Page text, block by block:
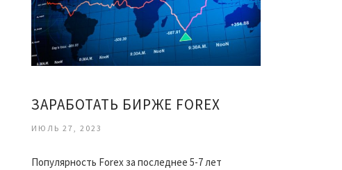
ЗАРАБОТАТЬ БИРЖЕ FOREX
ИЮЛЬ 27, 2023
Популярность Forex за последнее 5-7 лет